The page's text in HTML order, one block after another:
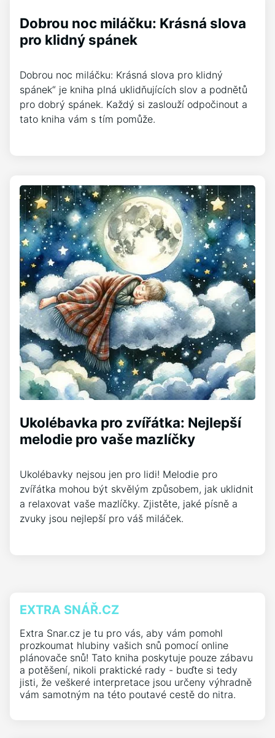
Dobrou noc miláčku: Krásná slova
pro klidný spánek
Dobrou noc miláčku: Krásná slova pro klidný
spánek“ je kniha plná uklidňujících slov a podnětů
pro dobrý spánek. Každý si zaslouží odpočinout a
tato kniha vám s tím pomůže.
Ukolébavka pro zvířátka: Nejlepší
melodie pro vaše mazlíčky
Ukolébavky nejsou jen pro lidi! Melodie pro
zvířátka mohou být skvělým způsobem, jak uklidnit
a relaxovat vaše mazlíčky. Zjistěte, jaké písně a
zvuky jsou nejlepší pro váš miláček.
EXTRA SNÁŘ.CZ
Extra Snar.cz je tu pro vás, aby vám pomohl
prozkoumat hlubiny vašich snů pomocí online
plánovače snů! Tato kniha poskytuje pouze zábavu
a potěšení, nikoli praktické rady - buďte si tedy
jisti, že veškeré interpretace jsou určeny výhradně
vám samotným na této poutavé cestě do nitra.